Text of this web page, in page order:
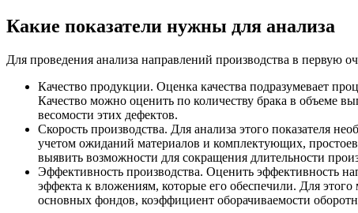
Какие показатели нужны для анализа
Для проведения анализа направлений производства в первую
Качество продукции. Оценка качества подразумевает
Качество можно оценить по количеству брака в объеме
весомости этих дефектов.
Скорость производства. Для анализа этого показателя
учетом ожиданий материалов и комплектующих,
выявить возможности для сокращения длительности
Эффективность производства. Оценить эффективность
эффекта к вложениям, которые его обеспечили. Для этого
основных фондов, коэффициент оборачиваемости